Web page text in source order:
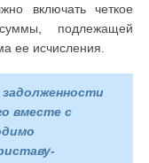
включать четкое
подлежащей
ее исчисления.
вместе с